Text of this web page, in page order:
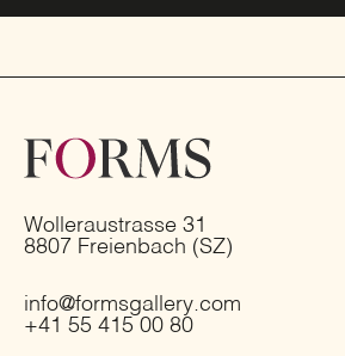
Wolleraustrasse 31
8807 Freienbach (SZ)
info@formsgallery.com
+41 55 415 00 80